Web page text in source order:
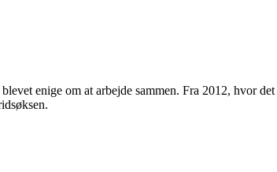
enige om at arbejde sammen. Fra 2012, hvor det